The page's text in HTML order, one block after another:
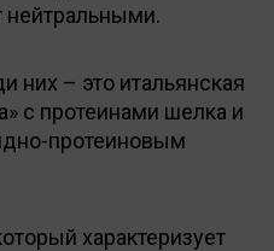
нейтральными.
них – это итальянская
с протеинами шелка и
протеиновым
характеризует